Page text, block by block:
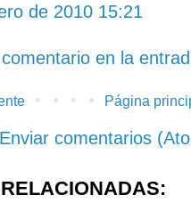
de 2010 15:21
en la
Página
Enviar comentarios